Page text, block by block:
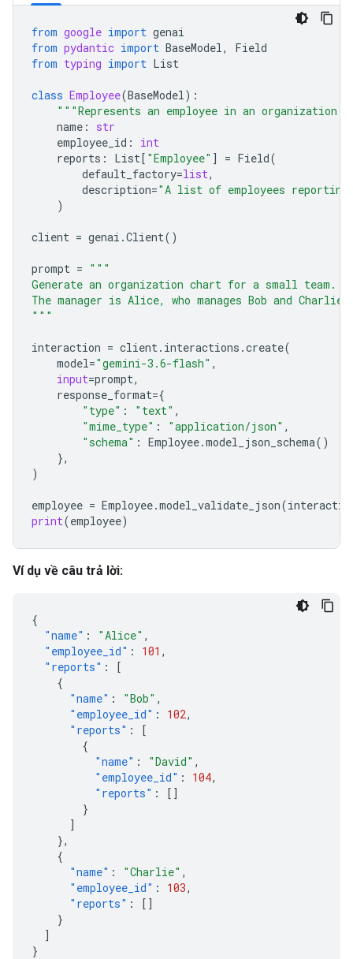
from google import genai
from pydantic import BaseModel,
Field
from typing import List
class Employee(BaseModel):
"""Represents an employee in an
name :
str
employee_id :
int
reports : List[ "Employee" ] = Field(
default_factory=list,
description="A list of employees
)
client = genai .Client()
prompt = """
Generate an organization chart for a small team.
The manager is Alice, who manages Bob and Charlie.
"""
interaction = client. interactions .create(
model="gemini-3.6-flash" ,
input=prompt,
response_format={
"type" : "text" ,
"mime_type" : "application/json" ,
"schema" : Employee.model_json_schema()
},
)
employee = Employee.model_validate_json(
print(employee)
Ví dụ về câu trả lời:
{
"name" : "Alice" ,
"employee_id" : 101 ,
"reports" :
[
{
"name" : "Bob" ,
"employee_id" : 102,
"reports" :
[
{
"name" : "David" ,
"employee_id" : 104,
"reports" :
[]
}
]
},
{
"name" : "Charlie" ,
"employee_id" : 103,
"reports" :
[]
}
]
}